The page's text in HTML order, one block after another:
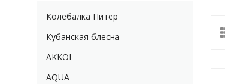
Колебалка Питер
Кубанская блесна
AKKOI
AQUA